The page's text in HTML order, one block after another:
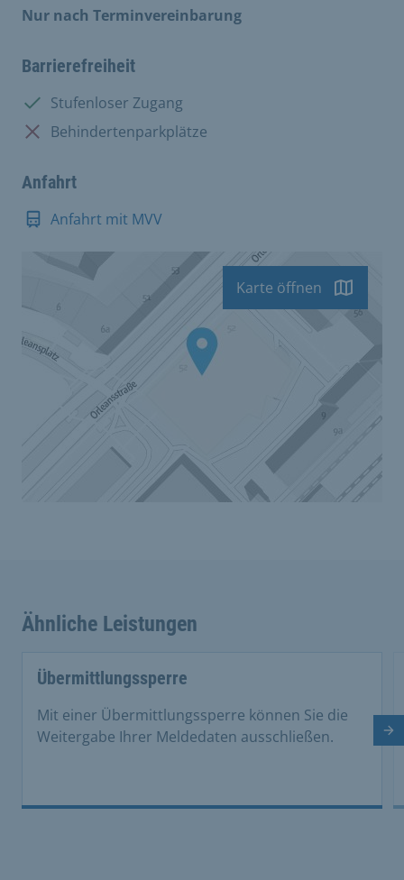
Nur nach Terminvereinbarung
Barrierefreiheit
Vorhanden:
Stufenloser Zugang
Nicht vorhanden:
Behindertenparkplätze
Anfahrt
Anfahrt mit MVV
Karte öffnen
Ähnliche Leistungen
Übermittlungssperre
Mit einer Übermittlungssperre können Sie die
Weitergabe Ihrer Meldedaten ausschließen.